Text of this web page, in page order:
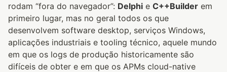
rodam “fora do navegador”: Delphi e C++Builder em
primeiro lugar, mas no geral todos os que
desenvolvem software desktop, serviços Windows,
aplicações industriais e tooling técnico, aquele mundo
em que os logs de produção historicamente são
difíceis de obter e em que os APMs cloud-native